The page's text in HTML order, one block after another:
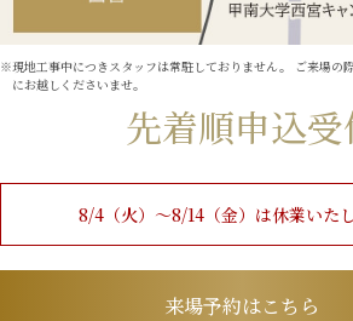
現地工事中につきスタッフは常駐しておりません。 ご来場の
にお越しくださいませ。
先着順申込
8/4（火）〜8/14（金）は休業いた
来場予約はこちら